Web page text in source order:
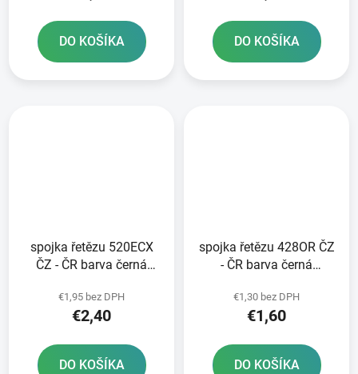
DO KOŠÍKA DO KOŠÍKA
spojka řetězu 520ECX
ČZ - ČR barva černá
€1,95 bez DPH
€2,40
DO KOŠÍKA
spojka řetězu 428OR ČZ
- ČR barva černá
€1,30 bez DPH
€1,60
DO KOŠÍKA